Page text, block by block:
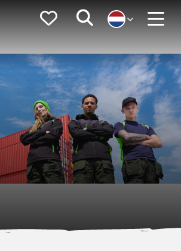
FavorietenZoeken